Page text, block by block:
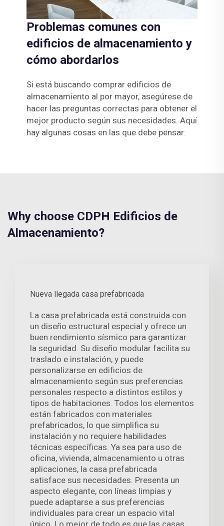
Problemas comunes con
edificios de almacenamiento y
cómo abordarlos
Si está buscando comprar edificios de
almacenamiento al por mayor, asegúrese de
hacer las preguntas correctas para obtener el
mejor producto según sus necesidades. Aquí
hay algunas cosas en las que debe pensar:
Why choose CDPH Edificios de
Almacenamiento?
Nueva llegada casa prefabricada
La casa prefabricada está construida con
un diseño estructural especial y ofrece un
buen rendimiento sísmico para garantizar
la seguridad. Su diseño modular facilita su
traslado e instalación, y puede
personalizarse en edificios de
almacenamiento según sus preferencias
personales respecto a distintos estilos y
tipos de habitaciones. Todos los elementos
están fabricados con materiales
prefabricados, lo que simplifica su
instalación y no requiere habilidades
técnicas específicas. Ya sea para uso de
oficina, vivienda, almacenamiento u otras
aplicaciones, la casa prefabricada
satisface sus necesidades. Presenta un
aspecto elegante, con líneas limpias y
puede adaptarse a sus preferencias
individuales para crear un espacio vital
único. Lo mejor de todo es que las casas